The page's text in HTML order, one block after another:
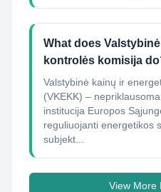
What does
kontrolės komisija
Valstybinė kainų ir
(VKEKK) –
institucija Europos
reguliuojanti energetikos
subjekt...
View More